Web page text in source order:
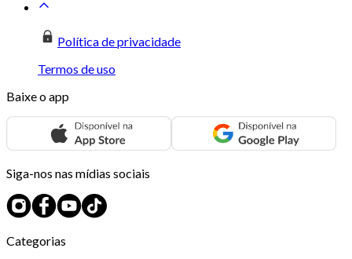
Política de privacidade
Termos de uso
Baixe o app
Siga-nos nas mídias sociais
Categorias